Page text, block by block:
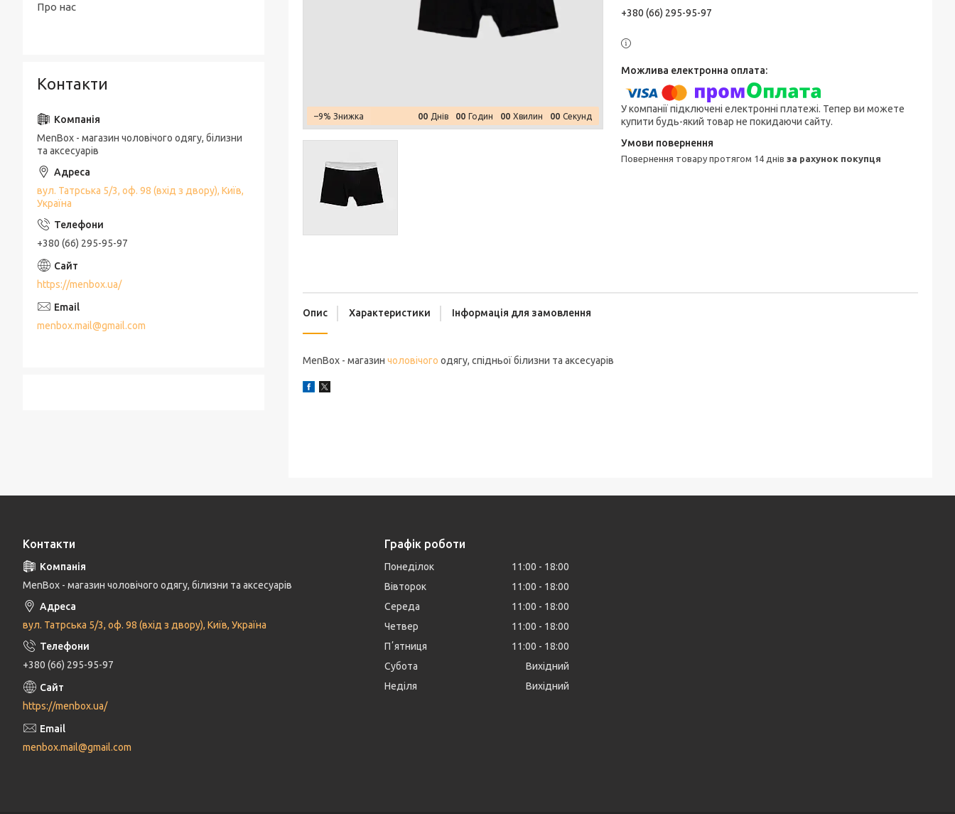
+380 (66) 295-95-97
У компанії підключені електронні платежі. Тепер ви можете
купити будь-який товар не покидаючи сайту.
повернення товару протягом 14 днів за рахунок покупця
–9% 00 Днів 00 Годин 00 Хвилин 00 Секунд
Опис Характеристики Інформація для замовлення
MenBox - магазин чоловічого одягу, спідньої білизни та аксесуарів
Про нас
Контакти
MenBox - магазин чоловічого одягу, білизни
та аксесуарів
вул. Татрська 5/3, оф. 98 (вхід з двору), Київ,
Україна
+380 (66) 295-95-97
https://menbox.ua/
menbox.mail@gmail.com
Контакти
MenBox - магазин чоловічого одягу, білизни та аксесуарів
вул. Татрська 5/3, оф. 98 (вхід з двору), Київ, Україна
+380 (66) 295-95-97
https://menbox.ua/
menbox.mail@gmail.com
Графік роботи
Понеділок 11:00
18:00
Вівторок
11:00
18:00
Середа
11:00
18:00
Четвер
11:00
18:00
Пʼятниця
11:00
18:00
Субота
Вихідний
Неділя
Вихідний